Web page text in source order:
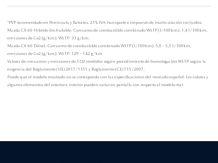
*PVP recomendado en Península y Baleares. 21% IVA, transporte e impuesto de matriculación incluídos.
Mazda CX-60 Híbrido Enchufable: Consumo de combustible combinado WLTP (l/100km): 1,4 l/100km,
emisiones de Co2 (g/km): WLTP: 33 g/km.
Mazda CX-60 Diésel: Consumo de combustible combinado WLTP (l/100km): 5,0 – 5,5 l/100km,
emisiones de Co2 (g/km): WLTP: 129 – 142 g/km
Valores de consumos y emisiones de CO2 medidos según procedimiento de homologación WLTP según la
exigencia del Reglamento (UE) 2017/1151 y Reglamento (CE) 715/2007.
Puede que el modelo mostrado no se corresponda con las especificaciones del mercado español. Los colores y
algunos elementos del exterior e interior pueden variar en pantalla con respecto al modelo real.